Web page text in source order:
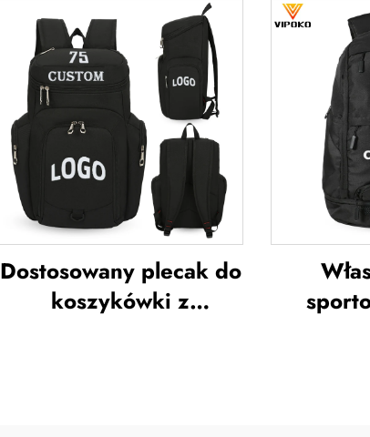
drużyny piłkarskiej,
koszulki piłkarskie,
uniform piłkarski,
koszulka piłkarska,
odzież piłkarska,
koszulka piłkarska
do
do
do
Dostosowany plecak do
koszykówki z